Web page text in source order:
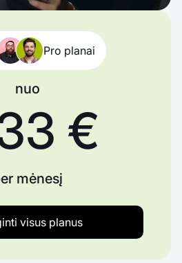
Pro planai
nuo
€
mėnesį
visus planus